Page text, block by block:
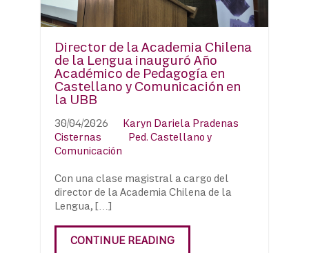
Director de la Academia Chilena
de la Lengua inauguró Año
Académico de Pedagogía en
Castellano y Comunicación en
la UBB
30/04/2026
Karyn Dariela Pradenas
Cisternas
Ped. Castellano y
Comunicación
Con una clase magistral a cargo del
director de la Academia Chilena de la
Lengua, […]
CONTINUE READING